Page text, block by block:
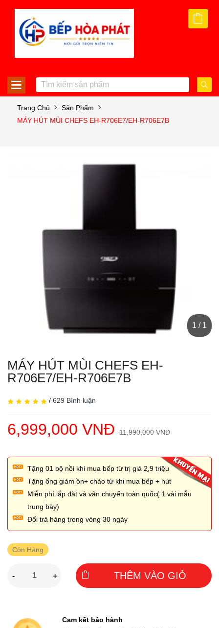
Trang Chủ
Sản Phẩm
MÁY HÚT MÙI CHEFS EH-R706E7/EH-R706E7B
1 / 1
MÁY HÚT MÙI CHEFS EH-
R706E7/EH-R706E7B
/ 629 Bình luận
6,999,000 VNĐ 11,990,000 VNĐ
Tặng 01 bộ nồi khi mua bếp từ trị giá 2,̣9 triệu
Tặng ống giảm ồn+ chảo từ khi mua bếp + hút
Miễn phí lắp đặt và vận chuyển toàn quốc( 1 vài mẫu
trung bày)
Đổi trả hàng trong vòng 30 ngày
Còn Hàng
- + THÊM VÀO GIỎ
Cam kết bảo hành